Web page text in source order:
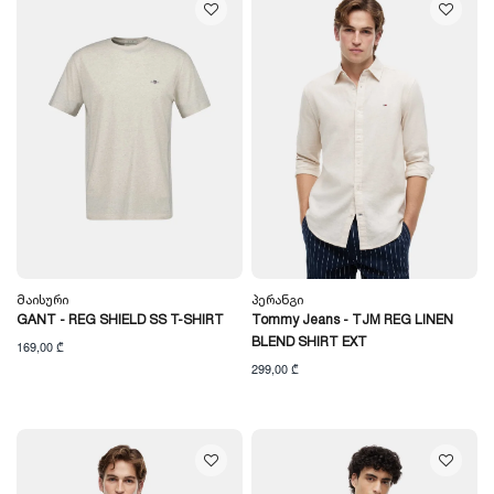
Მაისური
GANT - REG SHIELD SS T-SHIRT
169,00 ₾
Პერანგი
Tommy Jeans - TJM REG LINEN
BLEND SHIRT EXT
299,00 ₾